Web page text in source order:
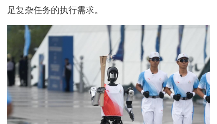
足复杂任务的执行需求。